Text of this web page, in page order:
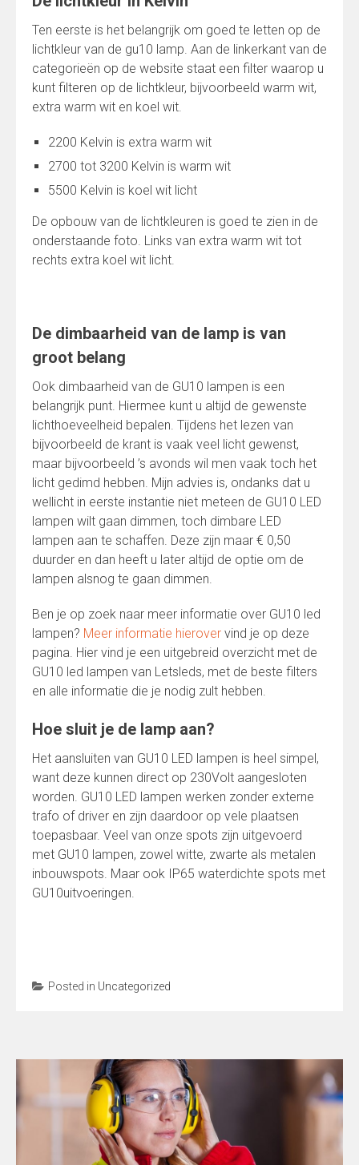
Ten eerste is het belangrijk om goed te letten op de
lichtkleur van de gu10 lamp. Aan de linkerkant van de
categorieën op de website staat een filter waarop u
kunt filteren op de lichtkleur, bijvoorbeeld warm wit,
extra warm wit en koel wit.
2200 Kelvin is extra warm wit
2700 tot 3200 Kelvin is warm wit
5500 Kelvin is koel wit licht
De opbouw van de lichtkleuren is goed te zien in de
onderstaande foto. Links van extra warm wit tot
rechts extra koel wit licht.
De dimbaarheid van de lamp is van
groot belang
Ook dimbaarheid van de GU10 lampen is een
belangrijk punt. Hiermee kunt u altijd de gewenste
lichthoeveelheid bepalen. Tijdens het lezen van
bijvoorbeeld de krant is vaak veel licht gewenst,
maar bijvoorbeeld ’s avonds wil men vaak toch het
licht gedimd hebben. Mijn advies is, ondanks dat u
wellicht in eerste instantie niet meteen de GU10 LED
lampen wilt gaan dimmen, toch dimbare LED
lampen aan te schaffen. Deze zijn maar € 0,50
duurder en dan heeft u later altijd de optie om de
lampen alsnog te gaan dimmen.
Ben je op zoek naar meer informatie over GU10 led
lampen? Meer informatie hierover vind je op deze
pagina. Hier vind je een uitgebreid overzicht met de
GU10 led lampen van Letsleds, met de beste filters
en alle informatie die je nodig zult hebben.
Hoe sluit je de lamp aan?
Het aansluiten van GU10 LED lampen is heel simpel,
want deze kunnen direct op 230Volt aangesloten
worden. GU10 LED lampen werken zonder externe
trafo of driver en zijn daardoor op vele plaatsen
toepasbaar. Veel van onze spots zijn uitgevoerd
met GU10 lampen, zowel witte, zwarte als metalen
inbouwspots. Maar ook IP65 waterdichte spots met
GU10uitvoeringen.
Posted in Uncategorized